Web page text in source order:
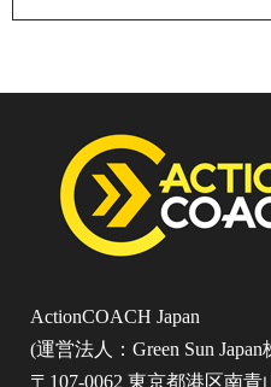
ActionCOACH Japan
(運営法人：Green Sun
〒107-0062 東京都港区南